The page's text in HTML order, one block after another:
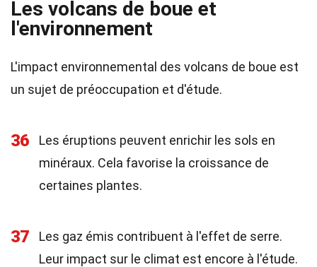
Les volcans de boue et
l'environnement
L'impact environnemental des volcans de boue est
un sujet de préoccupation et d'étude.
36
Les éruptions peuvent enrichir les sols en
minéraux. Cela favorise la croissance de
certaines plantes.
37
Les gaz émis contribuent à l'effet de serre.
Leur impact sur le climat est encore à l'étude.